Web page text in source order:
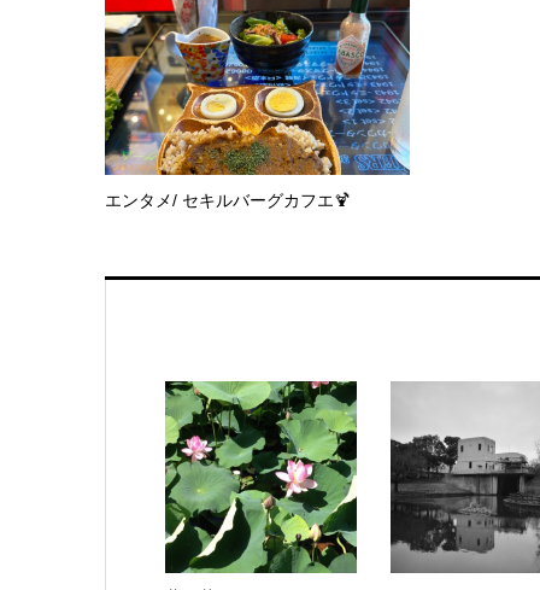
エンタメ/ セキルバーグカフエ🍹